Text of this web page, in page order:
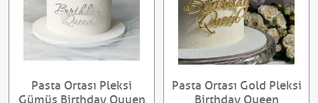
Pasta Ortası Pleksi
Gümüş Birthday Quuen
Pasta Ortası Gold Pleksi
Birthday Queen